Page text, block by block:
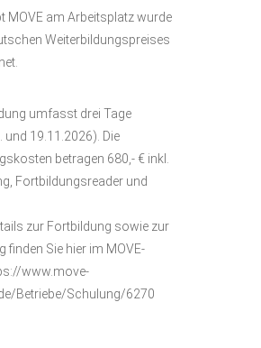
MOVE am Arbeitsplatz wurde
Weiterbildungspreises
umfasst drei Tage
und 19.11.2026). Die
betragen 680,- € inkl.
Fortbildungsreader und
zur Fortbildung sowie zur
finden Sie hier im MOVE-
www.move-
Betriebe/Schulung/6270